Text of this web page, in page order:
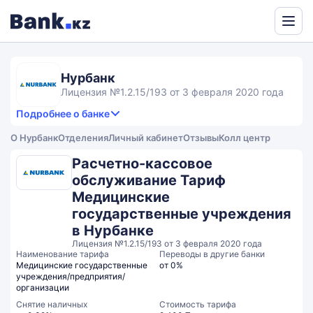
Нурбанк
Лицензия №1.2.15/193 от 3 февраля 2020 года
Подробнее о банке
4.1
4,1
rating
Продукты и услуги
О НурбанкОтделенияЛичный кабинетОтзывыКолл центр
Расчетно-кассовое
обслуживание Тариф
Медицинские
государственные учреждения
в Нурбанке
Лицензия №1.2.15/193 от 3 февраля 2020 года
Наименование тарифа
Медицинские государственные
учреждения/предприятия/
организации
Переводы в другие банки
от 0%
Снятие наличных
Стоимость тарифа